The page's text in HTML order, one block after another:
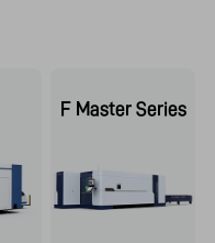
F Master Series